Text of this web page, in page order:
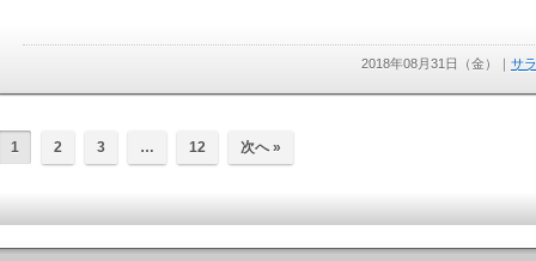
2018年08月31日（金） ｜ サ
1 2 3 … 12 次へ »